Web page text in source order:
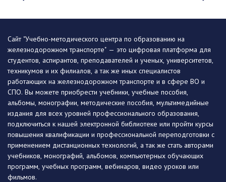
Сайт "Учебно-методического центра по образованию на
железнодорожном транспорте" — это цифровая платформа для
студентов, аспирантов, преподавателей и ученых, университетов,
техникумов и их филиалов, а так же иных специалистов
работающих на железнодорожном транспорте и в сфере ВО и
СПО. Вы можете приобрести учебники, учебные пособия,
альбомы, монографии, методические пособия, мультимедийные
издания для всех уровней профессионального образования,
подключиться к нашей электронной библиотеке или пройти курсы
повышения квалификации и профессиональной переподготовки с
применением дистанционных технологий, а так же стать авторами
учебников, монографий, альбомов, компьютерных обучающих
программ, учебных программ, вебинаров, видео уроков или
фильмов.